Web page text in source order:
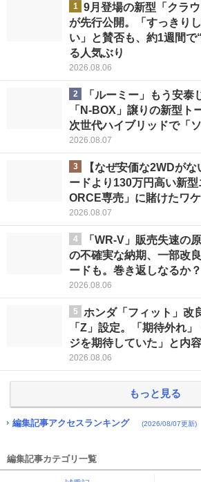
1
9月登場の新型「クラ
が先行公開。「すっきり
い」と賛否も、約1週間で
る人気ぶり
2026.08.06
2
「ルーミー」もう安泰
「N-BOX」譲りの新型ト
次世代ハイブリッドで「
2026.08.07
3
【なぜ安価な2WDが
ードより130万円高い新
ORCE専売」に賭けたワケ
2026.08.07
4
「WR-V」販売失速の
の不確実な納期、一部改
ードも。巻き返しなるか？
2026.08.06
5
ホンダ「フィット」改
「Z」設定。「期待外れ
ジを期待していた」と内
2026.08.06
もっと見る
編集記事アクセスランキング (2026/08/07更新)
編集記事カテゴリ一覧